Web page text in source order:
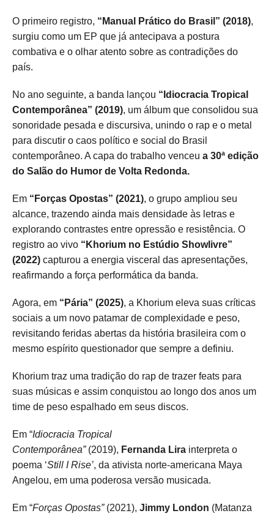
O primeiro registro, “Manual Prático do Brasil” (2018),
surgiu como um EP que já antecipava a postura
combativa e o olhar atento sobre as contradições do
país.
No ano seguinte, a banda lançou “Idiocracia Tropical
Contemporânea” (2019), um álbum que consolidou sua
sonoridade pesada e discursiva, unindo o rap e o metal
para discutir o caos político e social do Brasil
contemporâneo. A capa do trabalho venceu a 30ª edição
do Salão do Humor de Volta Redonda.
Em “Forças Opostas” (2021), o grupo ampliou seu
alcance, trazendo ainda mais densidade às letras e
explorando contrastes entre opressão e resistência. O
registro ao vivo “Khorium no Estúdio Showlivre”
(2022) capturou a energia visceral das apresentações,
reafirmando a força performática da banda.
Agora, em “Pária” (2025), a Khorium eleva suas críticas
sociais a um novo patamar de complexidade e peso,
revisitando feridas abertas da história brasileira com o
mesmo espírito questionador que sempre a definiu.
Khorium traz uma tradição do rap de trazer feats para
suas músicas e assim conquistou ao longo dos anos um
time de peso espalhado em seus discos.
Em “Idiocracia Tropical
Contemporânea”(2019), Fernanda Lira interpreta o
poema ‘Still I Rise’, da ativista norte-americana Maya
Angelou, em uma poderosa versão musicada.
Em “Forças Opostas”(2021), Jimmy London (Matanza